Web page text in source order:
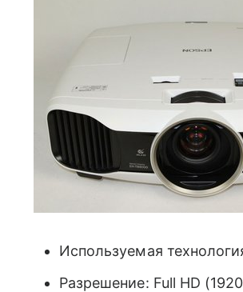
Используемая
Разрешение: Full HD